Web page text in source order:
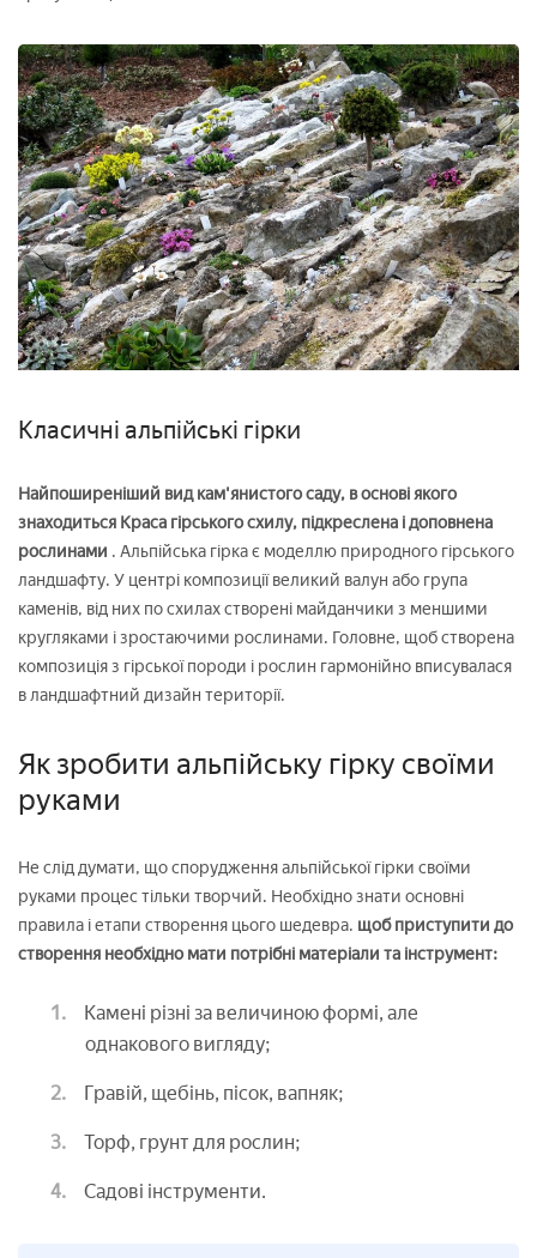
Класичні альпійські гірки
Найпоширеніший вид кам'янистого саду, в основі якого
знаходиться Краса гірського схилу, підкреслена і доповнена
рослинами . Альпійська гірка є моделлю природного гірського
ландшафту. У центрі композиції великий валун або група
каменів, від них по схилах створені майданчики з меншими
кругляками і зростаючими рослинами. Головне, щоб створена
композиція з гірської породи і рослин гармонійно вписувалася
в ландшафтний дизайн території.
Як зробити альпійську гірку своїми
руками
Не слід думати, що спорудження альпійської гірки своїми
руками процес тільки творчий. Необхідно знати основні
правила і етапи створення цього шедевра. щоб приступити до
створення необхідно мати потрібні матеріали та інструмент:
Камені різні за величиною формі, але
однакового вигляду;
Гравій, щебінь, пісок, вапняк;
Торф, грунт для рослин;
Садові інструменти.